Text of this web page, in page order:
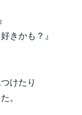
きかも？』
けたり
。